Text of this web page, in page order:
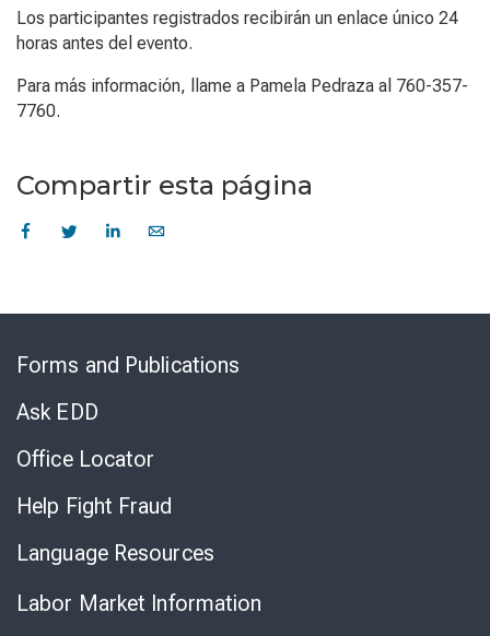
Los participantes registrados recibirán un enlace único 24
horas antes del evento.
Para más información, llame a Pamela Pedraza al 760-357-
7760.
Compartir esta página
Forms and Publications
Ask EDD
Office Locator
Help Fight Fraud
Language Resources
Labor Market Information